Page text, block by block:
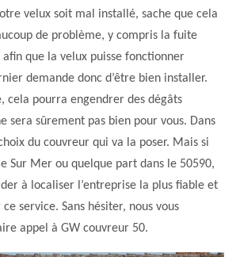
velux soit mal installé, sache que cela
de problème, y compris la fuite
afin que la velux puisse fonctionner
demande donc d’être bien installer.
cela pourra engendrer des dégâts
sera sûrement pas bien pour vous. Dans
du couvreur qui va la poser. Mais si
Sur Mer ou quelque part dans le 50590,
à localiser l’entreprise la plus fiable et
service. Sans hésiter, nous vous
appel à GW couvreur 50.